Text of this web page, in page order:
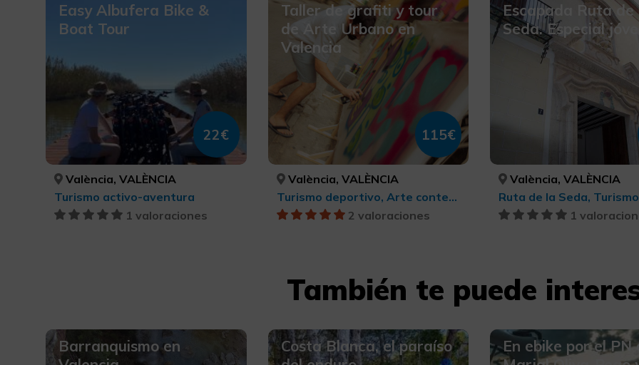
Easy Albufera Bike &
Boat Tour
22€
València, VALÈNCIA
Turismo activo-aventura
1 valoraciones
Taller de grafiti y tour
de Arte Urbano en
Valencia
115€
València, VALÈNCIA
Turismo deportivo, Arte contemporáneo, Turismo cultural, BTT, cicloturismo y ciclismo
2 valoraciones
Escapada Ruta de
Seda. Especial
València, VALÈNCIA
1
También te puede
Barranquismo en
Costa Blanca, el paraíso
En ebike por el PN